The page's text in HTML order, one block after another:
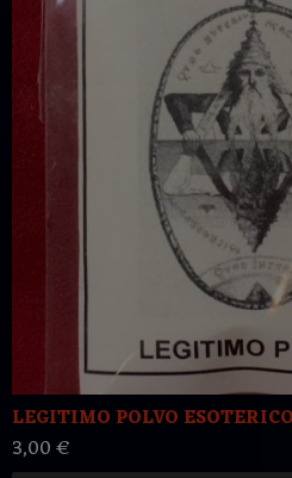
LEGITIMO POLVO
3,00 €